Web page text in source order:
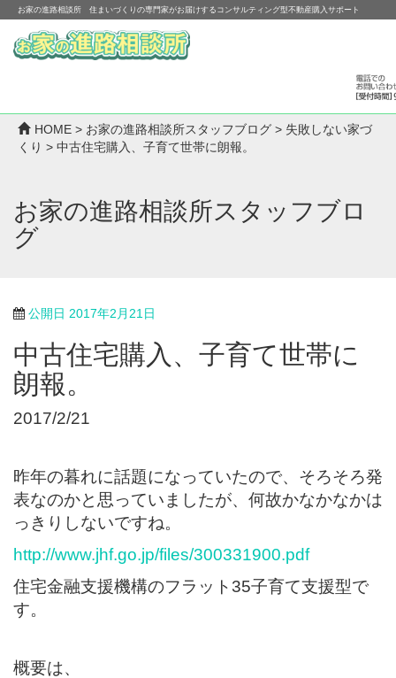
お家の進路相談所 住まいづくりの専門家がお届けするコンサルティング型不動産購入サポート
HOME > お家の進路相談所スタッフブログ > 失敗しない家づ
くり > 中古住宅購入、子育て世帯に朗報。
お家の進路相談所スタッフブロ
グ
公開日 2017年2月21日
中古住宅購入、子育て世帯に
朗報。
2017/2/21
昨年の暮れに話題になっていたので、そろそろ発
表なのかと思っていましたが、何故かなかなかは
っきりしないですね。
http://www.jhf.go.jp/files/300331900.pdf
住宅金融支援機構のフラット35子育て支援型で
す。
概要は、